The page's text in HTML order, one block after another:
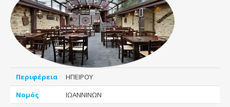
Περιφέρεια
ΗΠΕΙΡΟΥ
Νομός
ΙΩΑΝΝΙΝΩΝ